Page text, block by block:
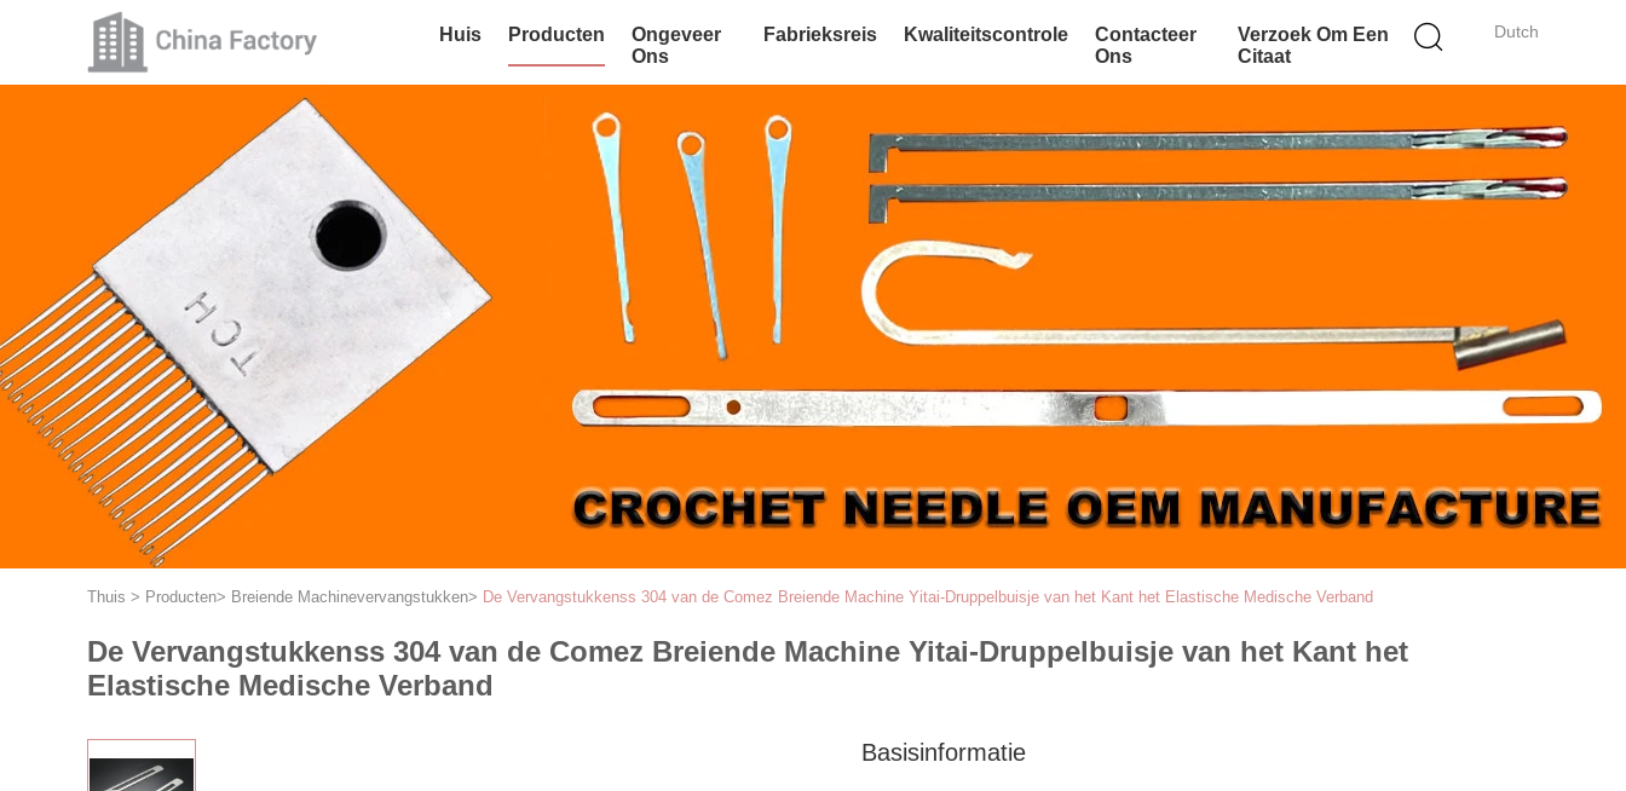
Dutch
Huis Producten
Ongeveer
Ons
Fabrieksreis Kwaliteitscontrole
Contacteer
Ons
Verzoek Om Een
Citaat
Thuis > Producten> Breiende Machinevervangstukken> De Vervangstukkenss 304 van de Comez Breiende Machine Yitai-Druppelbuisje van het Kant het Elastische Medische Verband
De Vervangstukkenss 304 van de Comez Breiende Machine Yitai-Druppelbuisje van het Kant het
Elastische Medische Verband
Basisinformatie